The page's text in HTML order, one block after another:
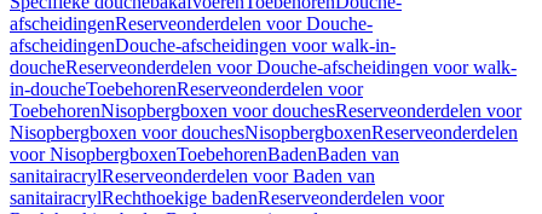
afscheidingenReserveonderdelen voor Douche-
afscheidingenDouche-afscheidingen voor walk-in-
doucheReserveonderdelen voor Douche-afscheidingen voor walk-
in-doucheToebehorenReserveonderdelen voor
ToebehorenNisopbergboxen voor douchesReserveonderdelen voor
Nisopbergboxen voor douchesNisopbergboxenReserveonderdelen
voor NisopbergboxenToebehorenBadenBaden van
sanitairacrylReserveonderdelen voor Baden van
sanitairacrylRechthoekige badenReserveonderdelen voor